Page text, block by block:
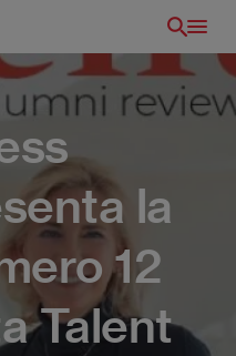
la
12
Talent